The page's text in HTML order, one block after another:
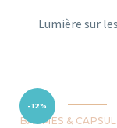
Lumière sur
-12%
BAUMES &